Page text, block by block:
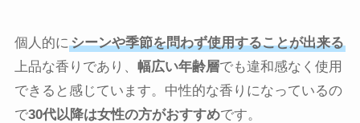
個人的に シーンや季節を問わず使用することが出来る
上品な香りであり、 幅広い年齢層でも違和感なく使用
できると感じています。中性的な香りになっているの
で30代以降は女性の方がおすすめです。